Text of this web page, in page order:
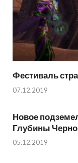
Фестиваль
07.12.2019
Новое
Глубины
05.12.2019